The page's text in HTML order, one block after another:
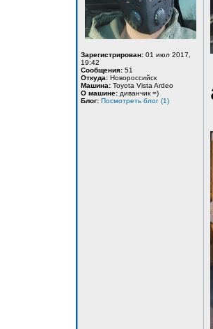
Зарегистрирован: 01 июл 2017,
19:42
Сообщения: 51
Откуда: Новороссийск
Машина: Toyota Vista Ardeo
О машине: диванчик =)
Блог: Посмотреть блог (1)